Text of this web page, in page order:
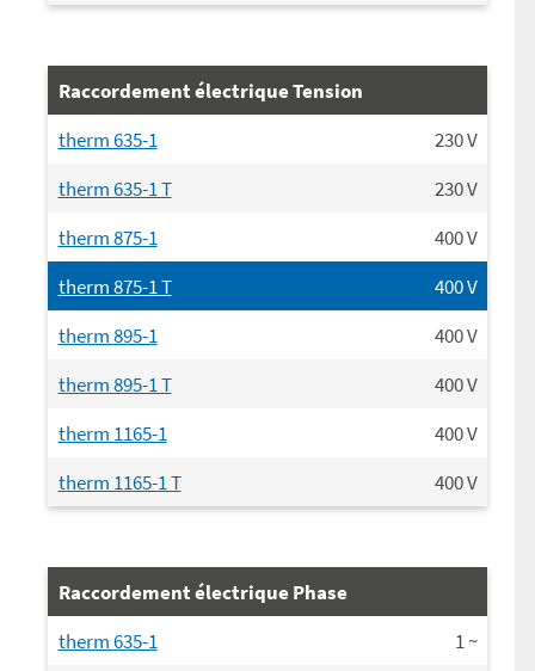
Raccordement électrique Tension
therm 635-1
230V
therm 635-1 T
230V
therm 875-1
400V
therm 875-1 T
400V
therm 895-1
400V
therm 895-1 T
400V
therm 1165-1
400V
therm 1165-1 T
400V
Raccordement électrique Phase
therm 635-1
1~